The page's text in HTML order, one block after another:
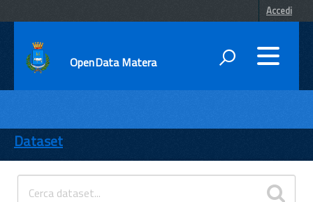
Accedi
OpenData Matera
ENTI
TEMI
INFORMAZIONI
Dataset